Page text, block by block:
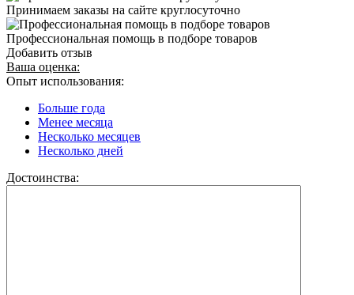
Принимаем заказы на сайте круглосуточно
Профессиональная помощь в подборе товаров
Добавить отзыв
Ваша оценка:
Опыт использования:
Больше года
Менее месяца
Несколько месяцев
Несколько дней
Достоинства: